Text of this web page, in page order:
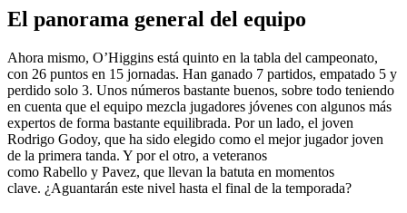
El panorama general del equipo
Ahora mismo, O’Higgins está quinto en la tabla del campeonato,
con 26 puntos en 15 jornadas. Han ganado 7 partidos, empatado 5 y
perdido solo 3. Unos números bastante buenos, sobre todo teniendo
en cuenta que el equipo mezcla jugadores jóvenes con algunos más
expertos de forma bastante equilibrada. Por un lado, el joven
Rodrigo Godoy, que ha sido elegido como el mejor jugador joven
de la primera tanda. Y por el otro, a veteranos
como Rabello y Pavez, que llevan la batuta en momentos
clave. ¿Aguantarán este nivel hasta el final de la temporada?